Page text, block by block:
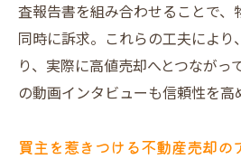
査報告書を組み合わせることで、
同時に訴求。これらの工夫によ
り、実際に高値売却へとつながっ
の動画インタビューも信頼性を高
買主を惹きつける不動産売却の